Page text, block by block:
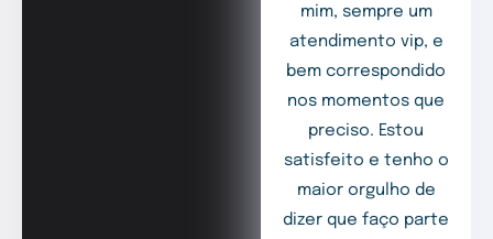
mim, sempre um
atendimento vip, e
bem correspondido
nos momentos que
preciso. Estou
satisfeito e tenho o
maior orgulho de
dizer que faço parte